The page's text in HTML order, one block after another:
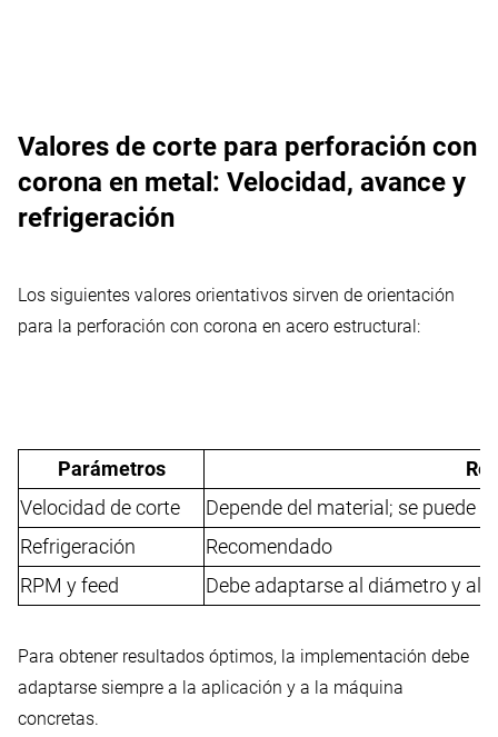
Valores de corte para perforación con
corona en metal: Velocidad, avance y
refrigeración
Los siguientes valores orientativos sirven de orientación
para la perforación con corona en acero estructural:
Parámetros
Velocidad de corte
Depende del material; se puede
Refrigeración
Recomendado
RPM y feed
Debe adaptarse al diámetro y al
Para obtener resultados óptimos, la implementación debe
adaptarse siempre a la aplicación y a la máquina
concretas.